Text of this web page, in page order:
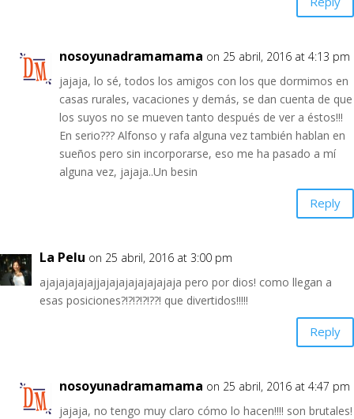
nosoyunadramamama on 25 abril, 2016 at 4:13 pm
jajaja, lo sé, todos los amigos con los que dormimos en
casas rurales, vacaciones y demás, se dan cuenta de que
los suyos no se mueven tanto después de ver a éstos!!!
En serio??? Alfonso y rafa alguna vez también hablan en
sueños pero sin incorporarse, eso me ha pasado a mí
alguna vez, jajaja..Un besin
Reply
La Pelu on 25 abril, 2016 at 3:00 pm
ajajajajajajjajajajajajajajaja pero por dios! como llegan a
esas posiciones?!?!?!?!??! que divertidos!!!!!
Reply
nosoyunadramamama on 25 abril, 2016 at 4:47 pm
jajaja, no tengo muy claro cómo lo hacen!!!! son brutales!